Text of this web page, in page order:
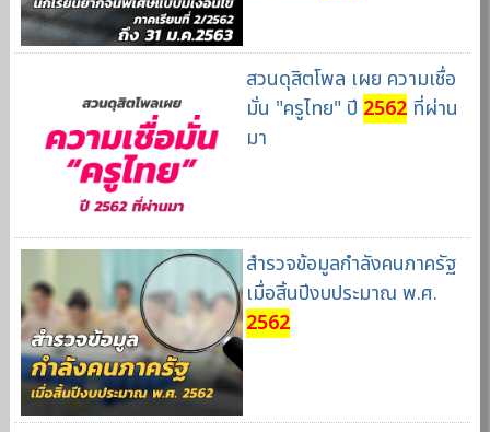
สวนดุสิตโพล เผย ความเชื่อ
มั่น "ครูไทย" ปี 2562ที่ผ่าน
มา
สำรวจข้อมูลกำลังคนภาครัฐ
เมื่อสิ้นปีงบประมาณ พ.ศ.
2562